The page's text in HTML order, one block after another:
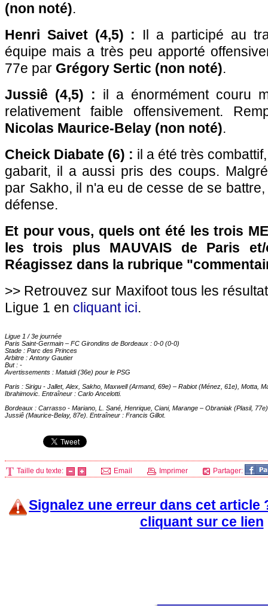
(non noté).
Henri Saivet (4,5) : Il a participé au
équipe mais a très peu apporté
77e par Grégory Sertic (non noté).
Jussiê (4,5) : il a énormément couru
relativement faible offensivement.
Nicolas Maurice-Belay (non noté).
Cheick Diabate (6) : il a été très
gabarit, il a aussi pris des coups.
par Sakho, il n'a eu de cesse de se
défense.
Et pour vous, quels ont été les trois
les trois plus MAUVAIS de Paris
Réagissez dans la rubrique
>> Retrouvez sur Maxifoot tous les
Ligue 1 en cliquant ici.
Ligue 1 / 3e journée
Paris Saint-Germain – FC Girondins de Bordeaux : 0-0 (0-0)
Stade : Parc des Princes
Arbitre : Antony Gautier
But : -
Avertissements : Matuidi (36e) pour le PSG
Paris : Sirigu - Jallet, Alex, Sakho, Maxwell (Armand, 69e) – Rabiot (Ménez, 61e), Motta,
Ibrahimovic. Entraîneur : Carlo Ancelotti.
Bordeaux : Carrasso - Mariano, L. Sané, Henrique, Ciani, Marange – Obraniak (Plasil,
Jussiê (Maurice-Belay, 87e). Entraîneur : Francis Gillot.
Taille du texte: Email Imprimer Partager:
Signalez une erreur dans cet article
cliquant sur ce lien